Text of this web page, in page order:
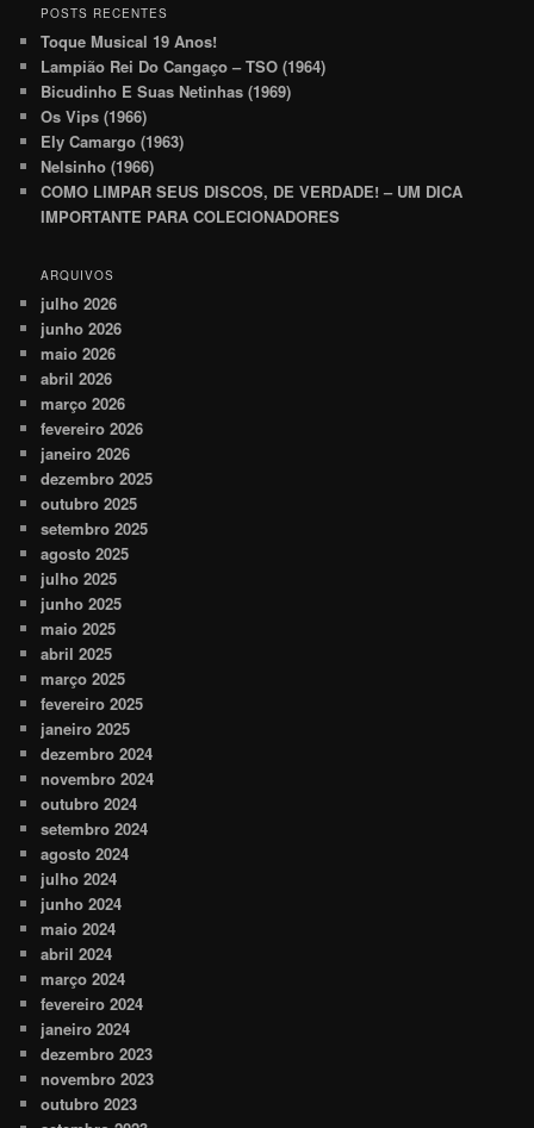
POSTS RECENTES
Toque Musical 19 Anos!
Lampião Rei Do Cangaço – TSO (1964)
Bicudinho E Suas Netinhas (1969)
Os Vips (1966)
Ely Camargo (1963)
Nelsinho (1966)
COMO LIMPAR SEUS DISCOS, DE VERDADE! – UM DICA
IMPORTANTE PARA COLECIONADORES
ARQUIVOS
julho 2026
junho 2026
maio 2026
abril 2026
março 2026
fevereiro 2026
janeiro 2026
dezembro 2025
outubro 2025
setembro 2025
agosto 2025
julho 2025
junho 2025
maio 2025
abril 2025
março 2025
fevereiro 2025
janeiro 2025
dezembro 2024
novembro 2024
outubro 2024
setembro 2024
agosto 2024
julho 2024
junho 2024
maio 2024
abril 2024
março 2024
fevereiro 2024
janeiro 2024
dezembro 2023
novembro 2023
outubro 2023